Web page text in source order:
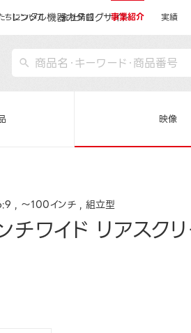
レンタル機器カタログサイト
たちについて 会社情報 事業紹介 実績
映像
～100インチ 組立型
チワイド リアスク